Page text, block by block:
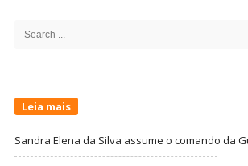
Search
Leia mais
Sandra Elena da Silva assume o comando da